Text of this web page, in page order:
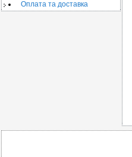
Оплата та доставка